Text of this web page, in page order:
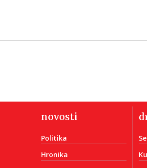
novosti
Politika
Hronika